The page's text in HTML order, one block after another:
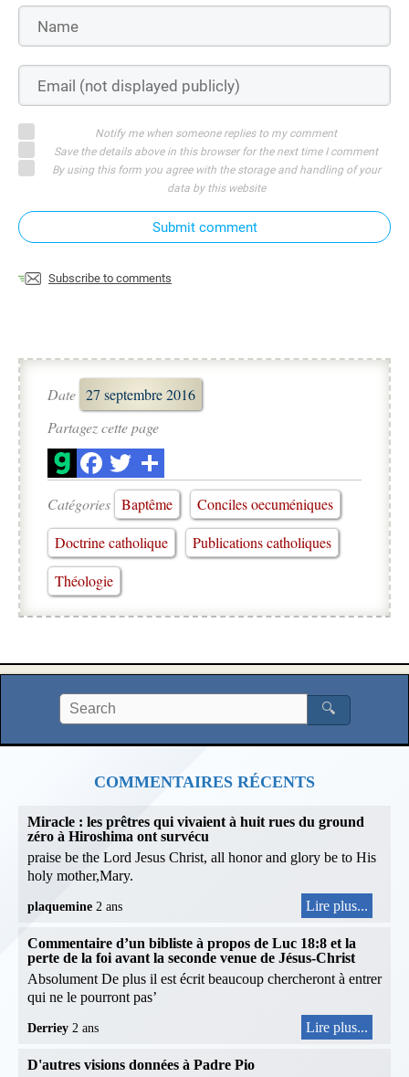
Notify me when someone replies to my comment
Save the details above in this browser for the next time I comment
By using this form you agree with the storage and handling of your
data by this website
Submit comment
Subscribe to comments
Date 27 septembre 2016
Partagez cette page
Catégories Baptême
Conciles oecuméniques
Doctrine catholique
Publications catholiques
Théologie
🔍
COMMENTAIRES RÉCENTS
Miracle : les prêtres qui vivaient à huit rues du ground
zéro à Hiroshima ont survécu
praise be the Lord Jesus Christ, all honor and glory be to His
holy mother,Mary.
plaquemine 2 ans Lire plus...
Commentaire d’un bibliste à propos de Luc 18:8 et la
perte de la foi avant la seconde venue de Jésus-Christ
Absolument De plus il est écrit beaucoup chercheront à entrer
qui ne le pourront pas’
Derriey 2 ans Lire plus...
D'autres visions données à Padre Pio